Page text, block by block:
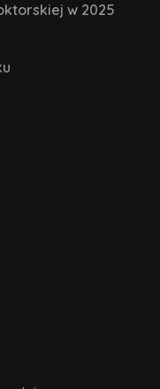
w 2025